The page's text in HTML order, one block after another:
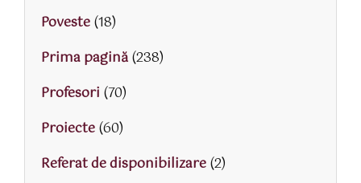
Poveste(18)
Prima pagină(238)
Profesori (70)
Proiecte(60)
Referat de disponibilizare(2)